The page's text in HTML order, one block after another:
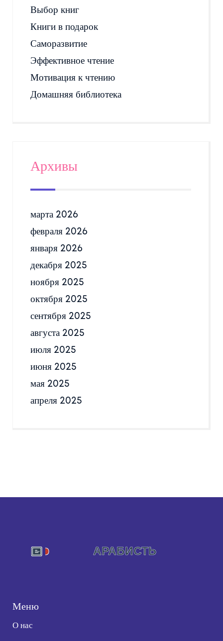
Выбор книг
Книги в подарок
Саморазвитие
Эффективное чтение
Мотивация к чтению
Домашняя библиотека
Архивы
марта 2026
февраля 2026
января 2026
декабря 2025
ноября 2025
октября 2025
сентября 2025
августа 2025
июля 2025
июня 2025
мая 2025
апреля 2025
Меню
О нас